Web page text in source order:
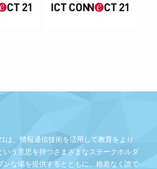
は、情報通信技術を活用して教育をより
いう意思を持つさまざまなステークホルダ
ンな場を提供するとともに、格差なく誰で